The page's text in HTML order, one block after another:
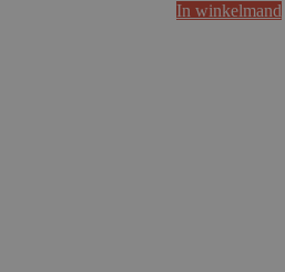
In winkelmand